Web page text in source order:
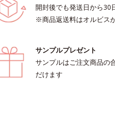
開封後でも発送日から30
※商品返送料はオルビス
サンプルプレゼント
サンプルはご注文商品の
だけます